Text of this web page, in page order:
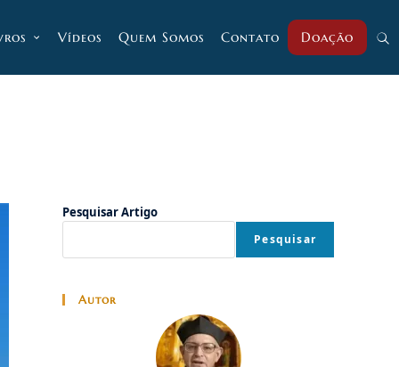
Vídeos Quem Somos Contato Doação
Pesquisar Artigo
Pesquisar
Autor